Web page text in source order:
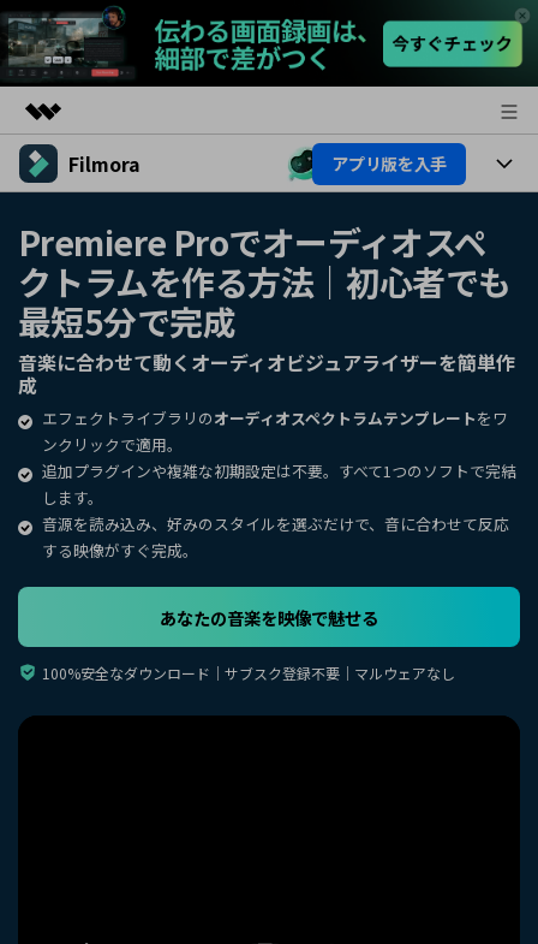
製品
ユーティリティ
法人・教育・パートナー
概要
ソリューション
企業情報
プラン＆価格
Filmora アプリ版を入手
プラットフォーム
製品機能
AI機能
AI機能
AIヒント
活用法
ビデオソリューション
動画編集関連知識
動画編集のコツ
サポート
サポート
購入する
検索
Premiere Proでオーディオスペ
クトラムを作る方法｜初心者でも
最短5分で完成
音楽に合わせて動く オーディオビジュアライザーを簡単作
成
エフェクトライブラリのオーディオスペクトラムテンプレートをワ
ンクリックで適用。
追加プラグインや複雑な初期設定は不要。すべて1つのソフトで完結
します。
音源を読み込み、好みのスタイルを選ぶだけで、音に合わせて反応
する映像がすぐ完成。
あなたの音楽を映像で魅せる
100%安全なダウンロード｜サブスク登録不要｜マルウェアなし